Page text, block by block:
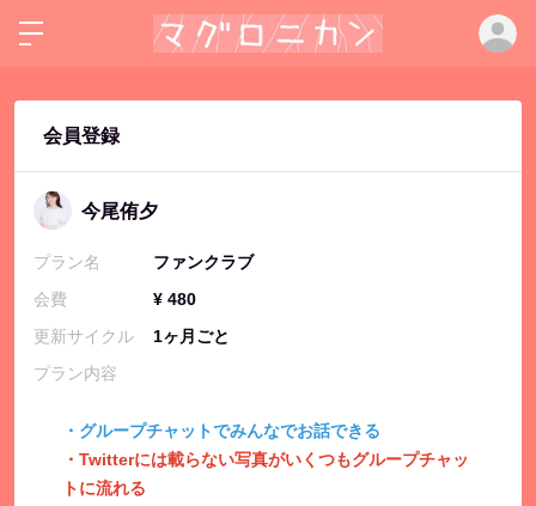
会員登録
今尾侑夕
プラン名
ファンクラブ
会費
¥ 480
更新サイクル
1ヶ月ごと
プラン内容
・グループチャットでみんなでお話できる
・Twitterには載らない写真がいくつもグループチャッ
トに流れる